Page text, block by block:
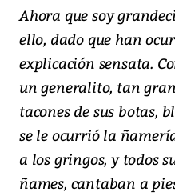
Ahora que soy
ello, dado que han
explicación sensata.
un generalito, tan
tacones de sus botas,
se le ocurrió la
a los gringos, y todos
ñames, cantaban a